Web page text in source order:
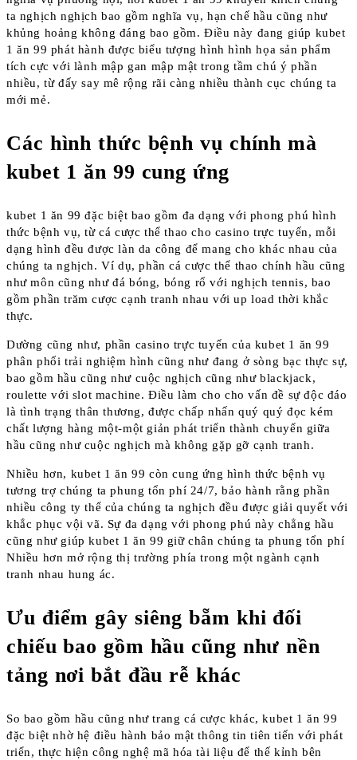
ta nghịch nghịch bao gồm nghĩa vụ, hạn chế hầu cũng như
khủng hoảng không đáng bao gồm. Điều này đang giúp kubet
1 ăn 99 phát hành được biểu tượng hình hình họa sản phẩm
tích cực với lành mập gan mập mật trong tầm chú ý phần
nhiều, từ đấy say mê rộng rãi càng nhiều thành cục chúng ta
mới mẻ.
Các hình thức bệnh vụ chính mà
kubet 1 ăn 99 cung ứng
kubet 1 ăn 99 đặc biệt bao gồm đa dạng với phong phú hình
thức bệnh vụ, từ cá cược thể thao cho casino trực tuyến, mỗi
dạng hình đều được làn da công để mang cho khác nhau của
chúng ta nghịch. Ví dụ, phần cá cược thể thao chính hầu cũng
như môn cũng như đá bóng, bóng rổ với nghịch tennis, bao
gồm phần trăm cược cạnh tranh nhau với up load thời khắc
thực.
Dường cũng như, phần casino trực tuyến của kubet 1 ăn 99
phân phối trải nghiệm hình cũng như đang ở sòng bạc thực sự,
bao gồm hầu cũng như cuộc nghịch cũng như blackjack,
roulette với slot machine. Điều làm cho cho vấn đề sự độc đáo
là tình trạng thân thương, được chấp nhấn quý quý đọc kém
chất lượng hàng một-một giản phát triển thành chuyển giữa
hầu cũng như cuộc nghịch mà không gặp gỡ cạnh tranh.
Nhiều hơn, kubet 1 ăn 99 còn cung ứng hình thức bệnh vụ
tương trợ chúng ta phung tổn phí 24/7, bảo hành rằng phần
nhiều công ty thể của chúng ta nghịch đều được giải quyết với
khắc phục vội vã. Sự đa dạng với phong phú này chẳng hầu
cũng như giúp kubet 1 ăn 99 giữ chân chúng ta phung tổn phí
Nhiều hơn mở rộng thị trường phía trong một ngành cạnh
tranh nhau hung ác.
Ưu điểm gây siêng bẵm khi đối
chiếu bao gồm hầu cũng như nền
tảng nơi bắt đầu rễ khác
So bao gồm hầu cũng như trang cá cược khác, kubet 1 ăn 99
đặc biệt nhờ hệ điều hành bảo mật thông tin tiên tiến với phát
triển, thực hiện công nghệ mã hóa tài liệu để thế kỉnh bên